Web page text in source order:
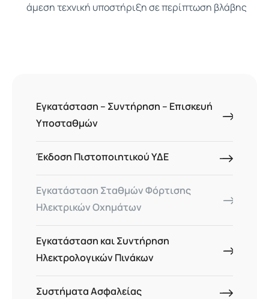
Εγκατάσταση – Συντήρηση – Επισκευή
Υποσταθμών
Έκδοση Πιστοποιητικού ΥΔΕ
Εγκατάσταση Σταθμών Φόρτισης
Ηλεκτρικών Οχημάτων
Εγκατάσταση και Συντήρηση
Ηλεκτρολογικών Πινάκων
Συστήματα Ασφαλείας
άμεση τεχνική υποστήριξη σε περίπτωση βλάβης